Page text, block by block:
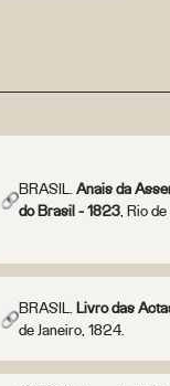
BRASIL. Anais da
do Brasil - 1823, Rio
BRASIL. Livro das
de Janeiro, 1824.